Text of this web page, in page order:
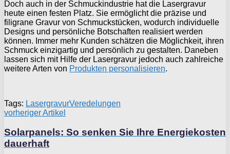
Doch auch in der Schmuckindustrie hat die Lasergravur
heute einen festen Platz. Sie ermöglicht die präzise und
filigrane Gravur von Schmuckstücken, wodurch individuelle
Designs und persönliche Botschaften realisiert werden
können. Immer mehr Kunden schätzen die Möglichkeit, ihren
Schmuck einzigartig und persönlich zu gestalten. Daneben
lassen sich mit Hilfe der Lasergravur jedoch auch zahlreiche
weitere Arten von Produkten personalisieren.
Tags: LasergravurVeredelungen
vorheriger Artikel
Solarpanels: So senken Sie Ihre Energiekosten
dauerhaft